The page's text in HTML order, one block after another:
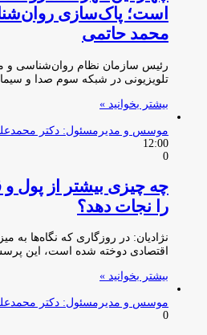
است؛ پاک‌سازی
محمد حاتمی
رئیس سازمان نظام روان‌شناسی و
تلویزیونی در شبکه سوم صدا و سیما
بیشتر بخوانید »
موسس و مدیرمسئول: دکتر
12:00
0
چه چیزی بیشتر از پول
را نجات دهد؟
نژادیان: در روزگاری که نگاه‌ها به
اقتصادی دوخته شده است، این
بیشتر بخوانید »
موسس و مدیرمسئول: دکتر
0